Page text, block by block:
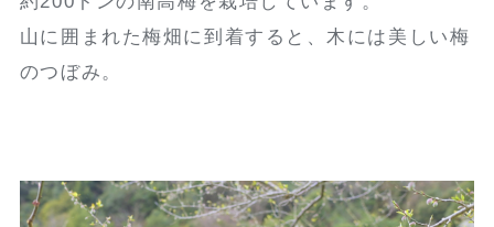
山に囲まれた梅畑に到着すると、木には美しい梅
のつぼみ。